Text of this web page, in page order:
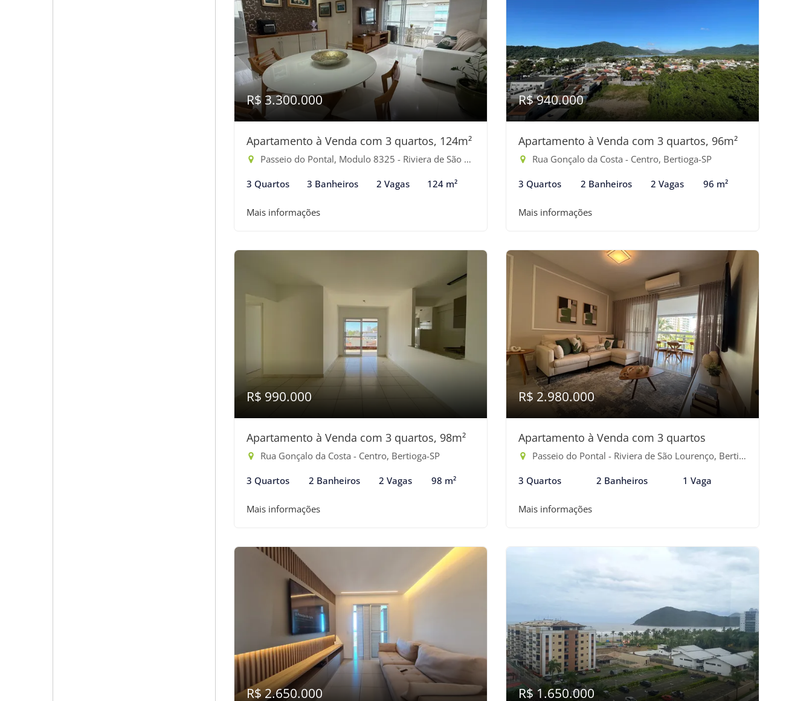
R$ 3.300.000
Apartamento à Venda com 3 quartos, 124m²
Passeio do Pontal, Modulo 8325 - Riviera de São Lourenço, Bertioga-SP
3 Quartos 3 Banheiros 2 Vagas 124 m²
Mais informações
R$ 940.000
Apartamento à Venda com 3 quartos, 96m²
Rua Gonçalo da Costa - Centro, Bertioga-SP
3 Quartos 2 Banheiros 2 Vagas 96 m²
Mais informações
R$ 990.000
Apartamento à Venda com 3 quartos, 98m²
Rua Gonçalo da Costa - Centro, Bertioga-SP
3 Quartos 2 Banheiros 2 Vagas 98 m²
Mais informações
R$ 2.980.000
Apartamento à Venda com 3 quartos
Passeio do Pontal - Riviera de São Lourenço, Bertioga-SP
3 Quartos 2 Banheiros 1 Vaga
Mais informações
R$ 2.650.000 R$ 1.650.000